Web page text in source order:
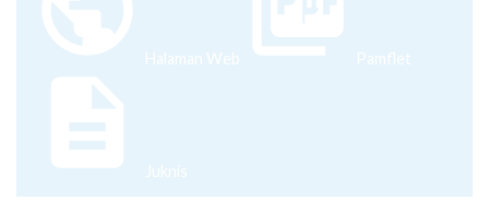
Halaman Web Pamflet
Juknis